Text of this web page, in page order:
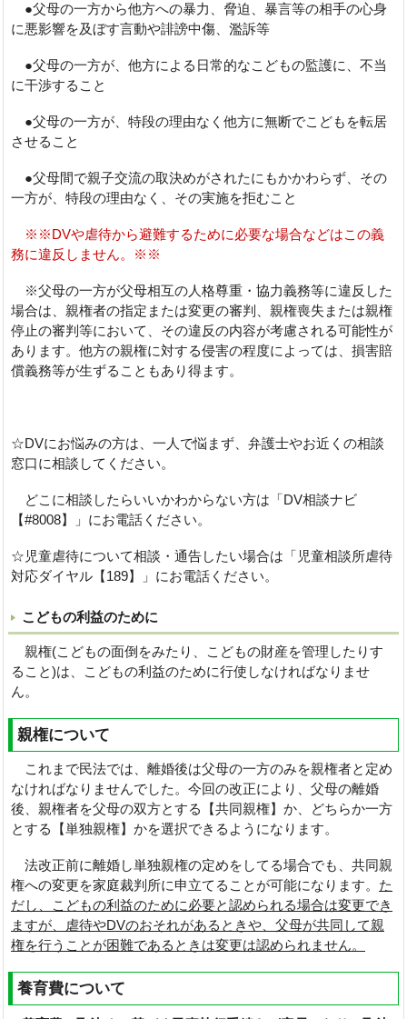
●父母の一方から他方への暴力、脅迫、暴言等の相手の心身
に悪影響を及ぼす言動や誹謗中傷、濫訴等
●父母の一方が、他方による日常的なこどもの監護に、不当
に干渉すること
●父母の一方が、特段の理由なく他方に無断でこどもを転居
させること
●父母間で親子交流の取決めがされたにもかかわらず、その
一方が、特段の理由なく、その実施を拒むこと
※※DVや虐待から避難するために必要な場合などはこの義
務に違反しません。※※
※父母の一方が父母相互の人格尊重・協力義務等に違反した
場合は、親権者の指定または変更の審判、親権喪失または親権
停止の審判等において、その違反の内容が考慮される可能性が
あります。他方の親権に対する侵害の程度によっては、損害賠
償義務等が生ずることもあり得ます。
☆DVにお悩みの方は、一人で悩まず、弁護士やお近くの相談
窓口に相談してください。
どこに相談したらいいかわからない方は「DV相談ナビ
【#8008】」にお電話ください。
☆児童虐待について相談・通告したい場合は「児童相談所虐待
対応ダイヤル【189】」にお電話ください。
こどもの利益のために
親権(こどもの面倒をみたり、こどもの財産を管理したりす
ること)は、こどもの利益のために行使しなければなりませ
ん。
親権について
これまで民法では、離婚後は父母の一方のみを親権者と定め
なければなりませんでした。今回の改正により、父母の離婚
後、親権者を父母の双方とする【共同親権】か、どちらか一方
とする【単独親権】かを選択できるようになります。
法改正前に離婚し単独親権の定めをしてる場合でも、共同親
権への変更を家庭裁判所に申立てることが可能になります。 た
だし、こどもの利益のために必要と認められる場合は変更でき
ますが、虐待やDVのおそれがあるときや、父母が共同して親
権を行うことが困難であるときは変更は認められません。
養育費について